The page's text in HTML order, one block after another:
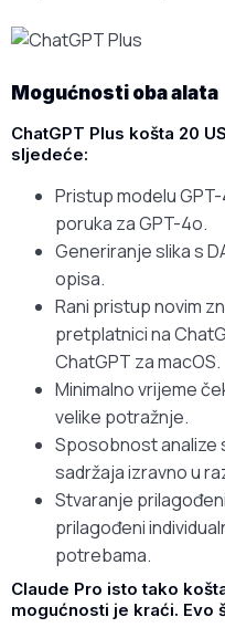
Mogućnosti oba alata
ChatGPT Plus košta 20
sljedeće:
Pristup modelu
poruka za GPT-4o.
Generiranje slika s
opisa.
Rani pristup novim
pretplatnici na
ChatGPT za macOS.
Minimalno vrijeme
velike potražnje.
Sposobnost analize
sadržaja izravno u
Stvaranje
prilagođeni
potrebama.
Claude Pro isto tako
mogućnosti je kraći. Evo